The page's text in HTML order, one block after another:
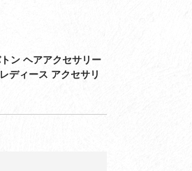
ン ヘアアクセサリー
ディース アクセサリ